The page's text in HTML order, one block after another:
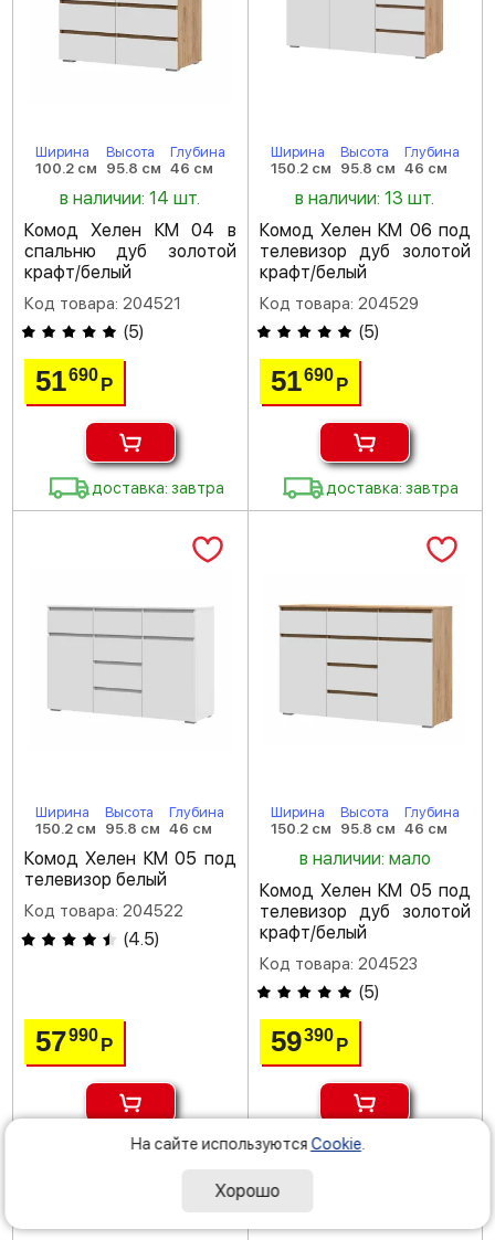
Ширина
100.2 см
Высота
95.8 см
Глубина
46 см
в наличии: 14 шт.
Комод Хелен КМ 04 в
спальню дуб золотой
крафт/белый
Код товара: 204521
(5)
51690Р
доставка: завтра
Ширина
150.2 см
Высота
95.8 см
Глубина
46 см
в наличии: 13 шт.
Комод Хелен КМ 06 под
телевизор дуб золотой
крафт/белый
Код товара: 204529
(5)
51690 Р
доставка: завтра
Ширина
150.2 см
Высота
95.8 см
Глубина
46 см
Комод Хелен КМ 05 под
телевизор белый
Код товара: 204522
(4.5)
57990Р
под заказ
Ширина
150.2 см
Высота
95.8 см
Глубина
46 см
в наличии: мало
Комод Хелен КМ 05 под
телевизор дуб золотой
крафт/белый
Код товара: 204523
(5)
59390 Р
доставка: завтра
На сайте используются Cookie
Хорошо